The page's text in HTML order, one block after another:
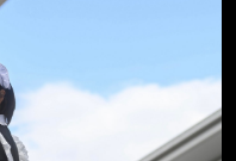
，船隻將經由伊朗
曼領海駛出 一位伊
法斯通訊社表示：
開放荷姆 茲海峽的
實消息。」 此外，